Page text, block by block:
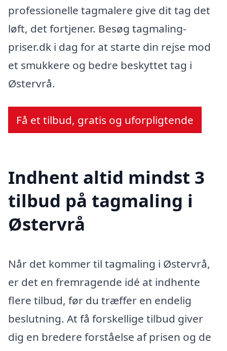
professionelle tagmalere give dit tag det
løft, det fortjener. Besøg tagmaling-
priser.dk i dag for at starte din rejse mod
et smukkere og bedre beskyttet tag i
Østervrå.
Få et tilbud, gratis og uforpligtende
Indhent altid mindst 3
tilbud på tagmaling i
Østervrå
Når det kommer til tagmaling i Østervrå,
er det en fremragende idé at indhente
flere tilbud, før du træffer en endelig
beslutning. At få forskellige tilbud giver
dig en bredere forståelse af prisen og de